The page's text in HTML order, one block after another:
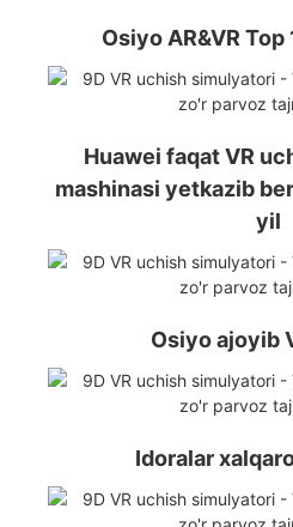
Osiyo AR&VR
Huawei faqat VR
mashinasi yetkazib
yil
Osiyo ajoyib
Idoralar